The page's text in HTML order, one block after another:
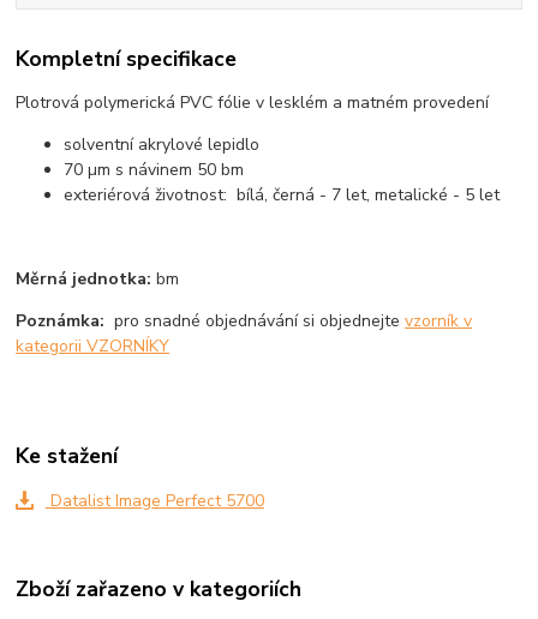
Kompletní specifikace
Plotrová polymerická PVC fólie v lesklém a matném provedení
solventní akrylové lepidlo
70 µm s návinem 50 bm
exteriérová životnost: bílá, černá - 7 let, metalické - 5 let
Měrná jednotka: bm
Poznámka: pro snadné objednávání si objednejtevzorník v
kategorii VZORNÍKY
Ke stažení
Datalist Image Perfect 5700
Zboží zařazeno v kategoriích